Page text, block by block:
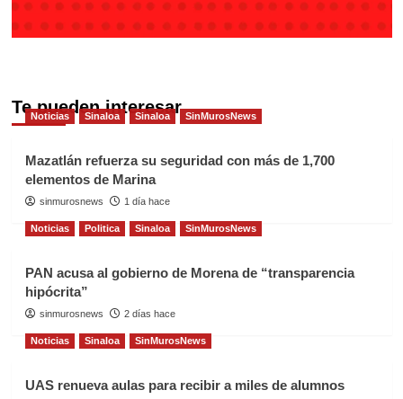
Te pueden interesar
Noticias Sinaloa Sinaloa SinMurosNews
Mazatlán refuerza su seguridad con más de 1,700
elementos de Marina
sinmurosnews 1 día hace
Noticias Politica Sinaloa SinMurosNews
PAN acusa al gobierno de Morena de “transparencia
hipócrita”
sinmurosnews 2 días hace
Noticias Sinaloa SinMurosNews
UAS renueva aulas para recibir a miles de alumnos